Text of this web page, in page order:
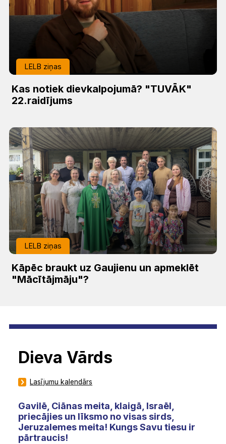
LELB ziņas
Kas notiek dievkalpojumā? "TUVĀK"
22.raidījums
LELB ziņas
Kāpēc braukt uz Gaujienu un apmeklēt
"Mācītājmāju"?
Dieva Vārds
Lasījumu kalendārs
Gavilē, Ciānas meita, klaigā, Israēl,
priecājies un līksmo no visas sirds,
Jeruzalemes meita! Kungs Savu tiesu ir
pārtraucis!